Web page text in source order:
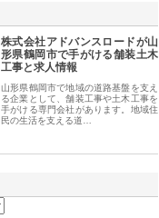
株式会社アドバンスロードが山
形県鶴岡市で手がける舗装土木
工事と求人情報
山形県鶴岡市で地域の道路基盤を支え
る企業として、舗装工事や土木工事を
手がける専門会社があります。地域住
民の生活を支える道…